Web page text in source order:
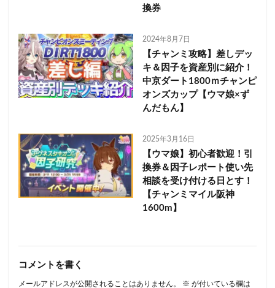
換券
2024年8月7日
【チャンミ攻略】差しデッ
キ＆因子を資産別に紹介！
中京ダート1800ｍチャンピ
オンズカップ【ウマ娘×ず
んだもん】
2025年3月16日
【ウマ娘】初心者歓迎！引
換券＆因子レポート使い先
相談を受け付ける日とす！
【チャンミマイル阪神
1600m】
コメントを書く
メールアドレスが公開されることはありません。 ※ が付いている欄は